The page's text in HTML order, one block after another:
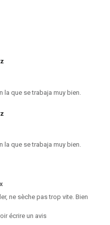
que se trabaja muy bien.
la que se trabaja muy bien.
ne sèche pas trop vite. Bien
écrire un avis